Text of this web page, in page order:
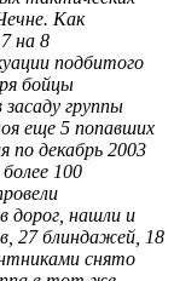
Как
на 8
подбитого
бойцы
засаду группы
еще 5 попавших
по декабрь 2003
100
дорог, нашли и
27 блиндажей, 18
снято